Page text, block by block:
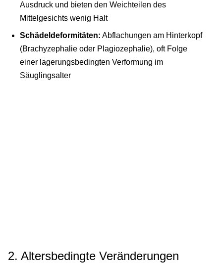
Ausdruck und bieten den Weichteilen des
Mittelgesichts wenig Halt
Schädeldeformitäten: Abflachungen am Hinterkopf
(Brachyzephalie oder Plagiozephalie), oft Folge
einer lagerungsbedingten Verformung im
Säuglingsalter
2. Altersbedingte Veränderungen